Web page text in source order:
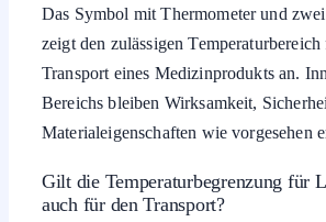
Das Symbol mit Thermometer und
zeigt den zulässigen
Transport eines Medizinprodukts an.
Bereichs bleiben Wirksamkeit,
Materialeigenschaften wie vorgesehen
Gilt die Temperaturbegrenzung für
auch für den Transport?